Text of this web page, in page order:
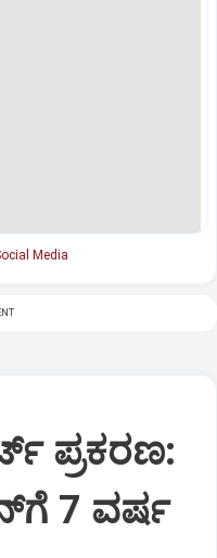
Media
ಪ್ರಕರಣ:
7 ವರ್ಷ